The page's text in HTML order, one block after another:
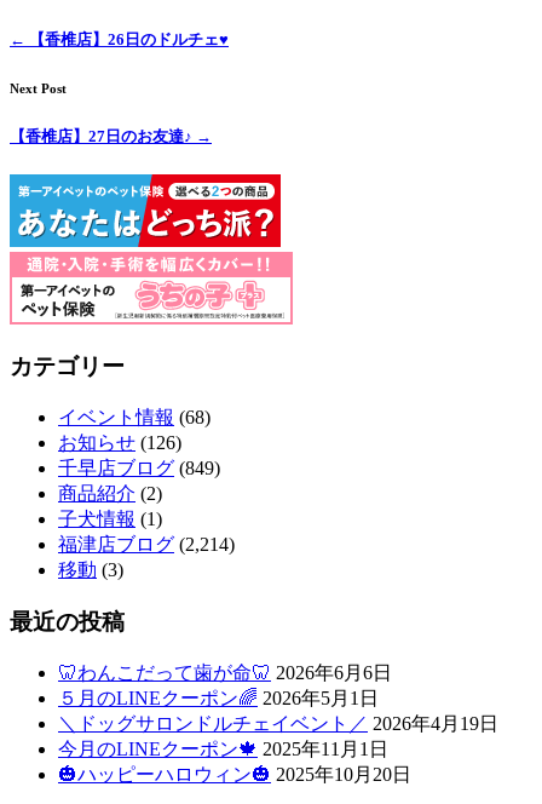
← 【香椎店】26日のドルチェ♥
Next Post
【香椎店】27日のお友達♪ →
カテゴリー
イベント情報 (68)
お知らせ (126)
千早店ブログ (849)
商品紹介 (2)
子犬情報 (1)
福津店ブログ (2,214)
移動 (3)
最近の投稿
🦷わんこだって歯が命🦷 2026年6月6日
５月のLINEクーポン🌈 2026年5月1日
＼ドッグサロンドルチェイベント／ 2026年4月19日
今月のLINEクーポン🍁 2025年11月1日
🎃ハッピーハロウィン🎃 2025年10月20日